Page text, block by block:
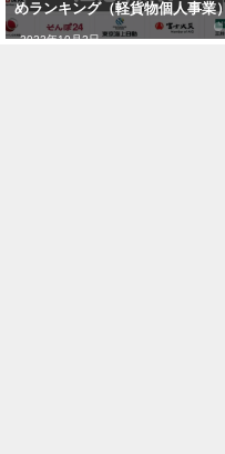
めランキング（軽貨物個人事業）
2022年10月2日